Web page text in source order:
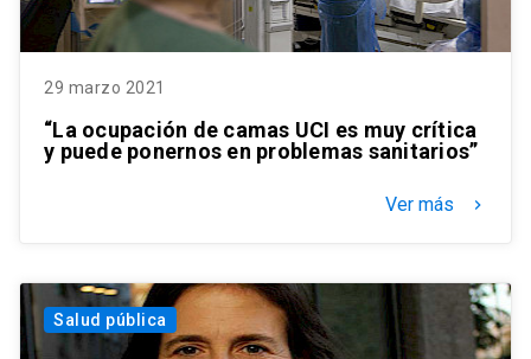
29 marzo 2021
“La ocupación de camas UCI es muy crítica
y puede ponernos en problemas sanitarios”
Ver más keyboard_arrow_right
Salud pública